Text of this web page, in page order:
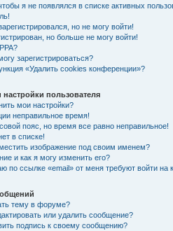
я не появлялся в списке активных
но не могу войти!
но больше не могу войти!
зарегистрироваться?
«Удалить cookies конференции»?
пользователя
мои настройки?
неправильное время!
пояс, но время все равно неправильное!
в списке!
изображение под своим именем?
и как я могу изменить его?
по ссылке «email» от меня требуют войти на
тему в форуме?
или удалить сообщение?
подпись к своему сообщению?